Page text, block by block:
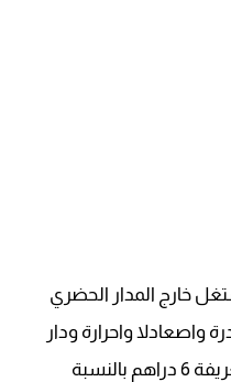
خارج المدار الحضري
واصعادلا واحرارة ودار
سي عيسى، سيتم فيها اعتماد تعريفة 6 دراهم بالنسبة